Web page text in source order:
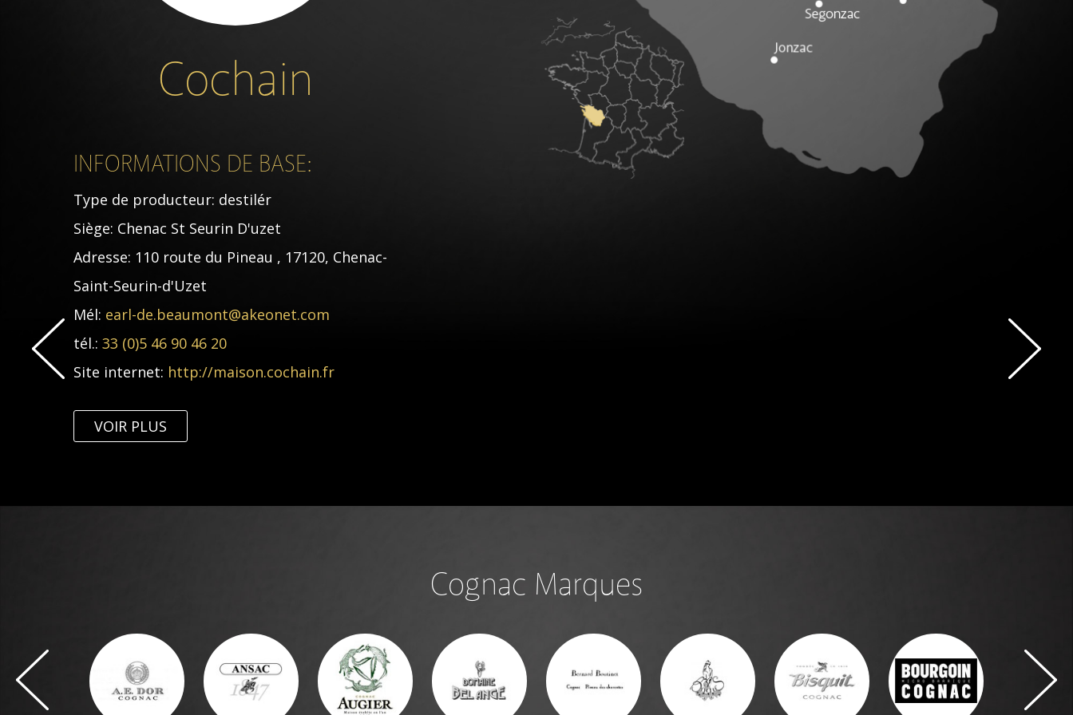
Cochain
INFORMATIONS DE BASE:
Type de producteur: destilér
Siège: Chenac St Seurin D'uzet
Adresse: 110 route du Pineau , 17120, Chenac-
Saint-Seurin-d'Uzet
Mél: earl-de.beaumont@akeonet.com
tél.: 33 (0)5 46 90 46 20
Site internet: http://maison.cochain.fr
VOIR PLUS
Cognac Marques